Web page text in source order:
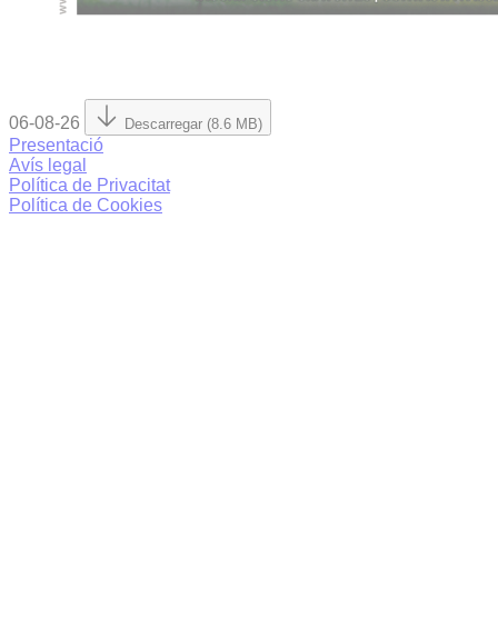
06-08-26 Descarregar (8.6 MB)
Presentació
Avís legal
Política de Privacitat
Política de Cookies